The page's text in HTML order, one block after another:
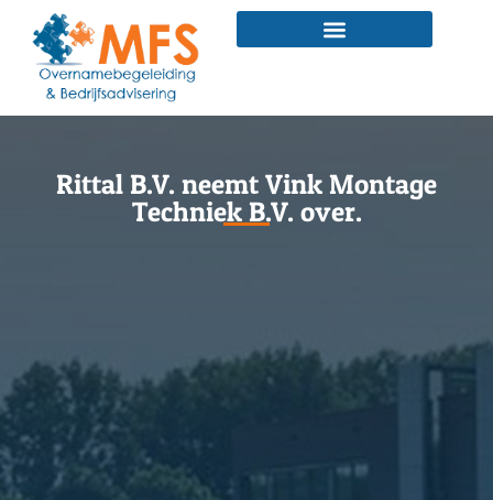
Rittal B.V. neemt Vink Montage
Techniek B.V. over.